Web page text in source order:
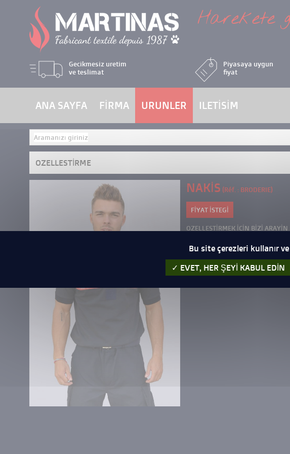
Harekete
Gecikmesiz uretim
ve teslimat
Piyasaya uygun
fiyat
ANA SAYFA FIRMA URUNLER ILETISIM
OZELLESTIRME
NAKIS (Réf. : BRODERIE)
FIYAT ISTEGI
OZELLESTIRMEK ICIN BIZI ARAYIN
Bu site çerezleri kullanır
EVET, HER ŞEYI KABUL EDIN